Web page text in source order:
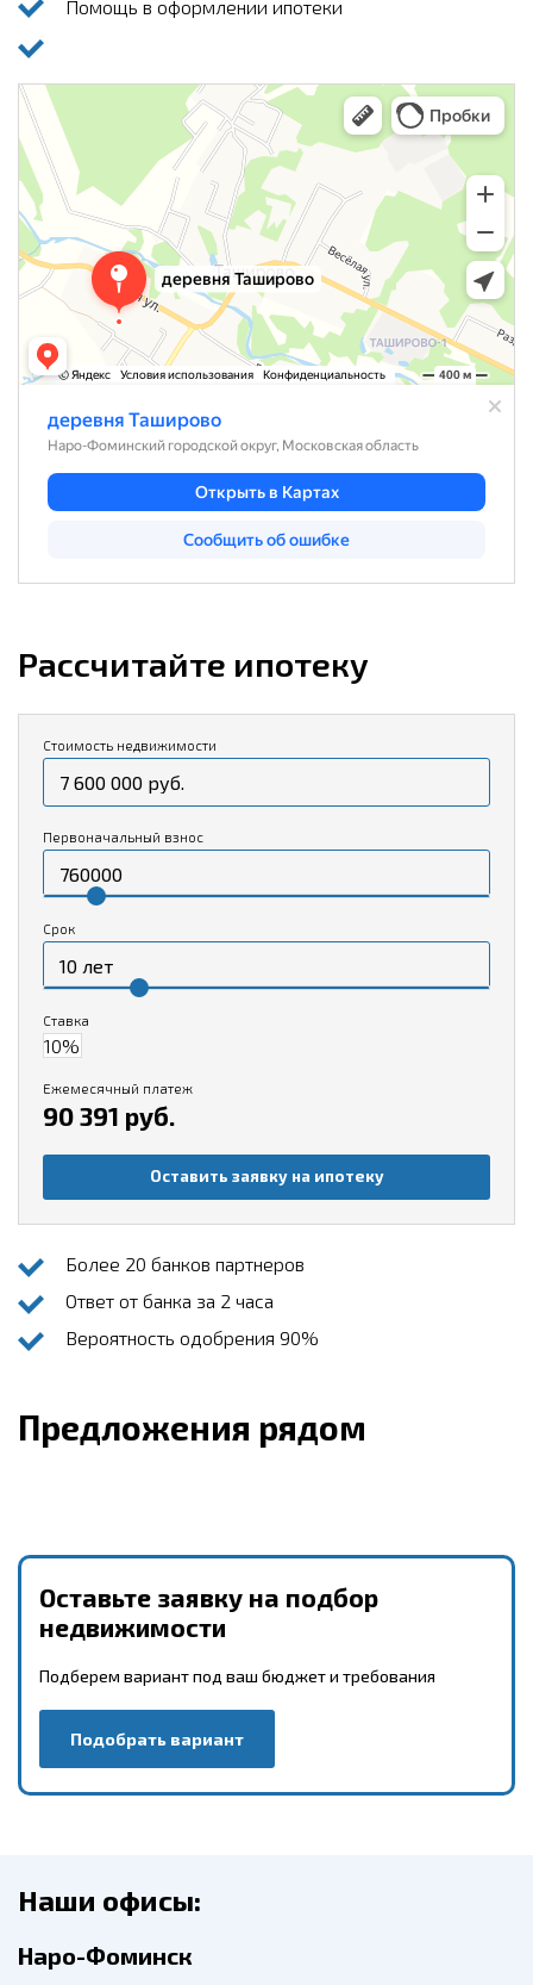
Помощь в оформлении ипотеки
Рассчитайте ипотеку
Стоимость недвижимости
Первоначальный взнос
Срок
Ставка
Ежемесячный платеж
90 391 руб.
Оставить заявку на ипотеку
Более 20 банков партнеров
Ответ от банка за 2 часа
Вероятность одобрения 90%
Предложения рядом
Оставьте заявку на подбор
недвижимости
Подберем вариант под ваш бюджет и требования
Подобрать вариант
Наши офисы:
Наро-Фоминск